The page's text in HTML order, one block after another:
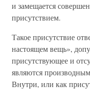
и замещается
присутствием.
Такое присутствие
настоящем вещь»,
присутствующее и
являются
Внутри, или как